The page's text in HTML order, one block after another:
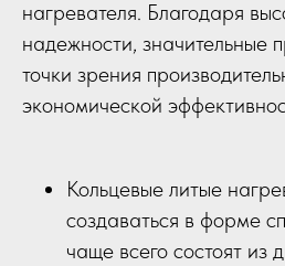
нагревателя. Благодаря
надежности, значительные
точки зрения
экономической
Кольцевые литые
создаваться в форме
чаще всего состоят из